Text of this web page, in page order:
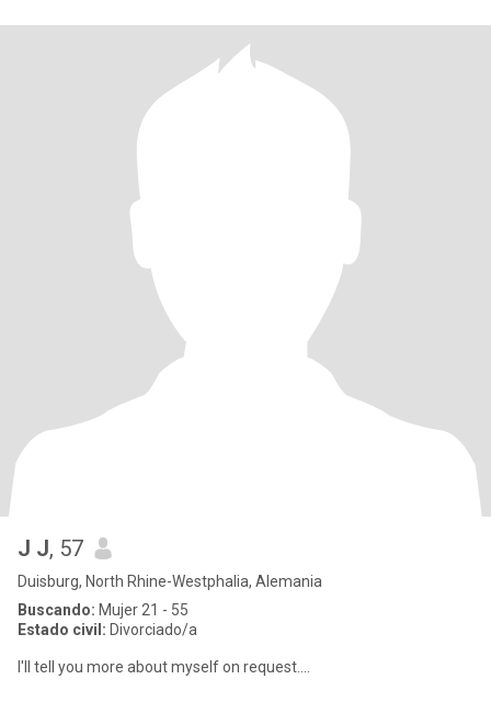
J J, 57
Duisburg, North Rhine-Westphalia, Alemania
Buscando: Mujer 21 - 55
Estado civil: Divorciado/a
I'll tell you more about myself on request....